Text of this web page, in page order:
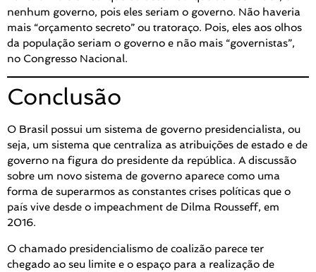
nenhum governo, pois eles seriam o governo. Não haveria
mais “orçamento secreto” ou tratoraço. Pois, eles aos olhos
da população seriam o governo e não mais “governistas”,
no Congresso Nacional.
Conclusão
O Brasil possui um sistema de governo presidencialista, ou
seja, um sistema que centraliza as atribuições de estado e de
governo na figura do presidente da república. A discussão
sobre um novo sistema de governo aparece como uma
forma de superarmos as constantes crises políticas que o
país vive desde o impeachment de Dilma Rousseff, em
2016.
O chamado presidencialismo de coalizão parece ter
chegado ao seu limite e o espaço para a realização de